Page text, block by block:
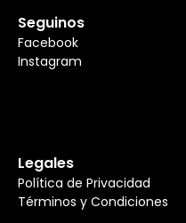
Seguinos
Facebook
Instagram
Legales
Política de Privacidad
Términos y Condiciones